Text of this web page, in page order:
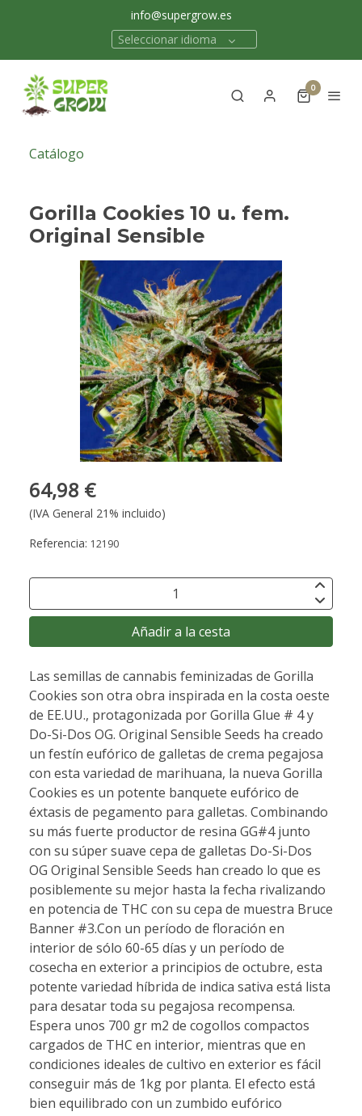
info@supergrow.es
Seleccionar idioma
0
Catálogo
Gorilla Cookies 10 u. fem.
Original Sensible
64,98 €
(IVA General 21% incluido)
Referencia: 12190
Añadir a la cesta
Las semillas de cannabis feminizadas de Gorilla
Cookies son otra obra inspirada en la costa oeste
de EE.UU., protagonizada por Gorilla Glue # 4 y
Do-Si-Dos OG. Original Sensible Seeds ha creado
un festín eufórico de galletas de crema pegajosa
con esta variedad de marihuana, la nueva Gorilla
Cookies es un potente banquete eufórico de
éxtasis de pegamento para galletas. Combinando
su más fuerte productor de resina GG#4 junto
con su súper suave cepa de galletas Do-Si-Dos
OG Original Sensible Seeds han creado lo que es
posiblemente su mejor hasta la fecha rivalizando
en potencia de THC con su cepa de muestra Bruce
Banner #3.Con un período de floración en
interior de sólo 60-65 días y un período de
cosecha en exterior a principios de octubre, esta
potente variedad híbrida de indica sativa está lista
para desatar toda su pegajosa recompensa.
Espera unos 700 gr m2 de cogollos compactos
cargados de THC en interior, mientras que en
condiciones ideales de cultivo en exterior es fácil
conseguir más de 1kg por planta. El efecto está
bien equilibrado con un zumbido eufórico